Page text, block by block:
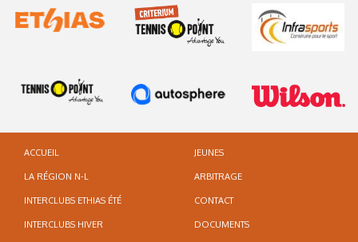
ACCUEIL
LA RÉGION N-L
INTERCLUBS ETHIAS ÉTÉ
INTERCLUBS HIVER
JEUNES
ARBITRAGE
CONTACT
DOCUMENTS